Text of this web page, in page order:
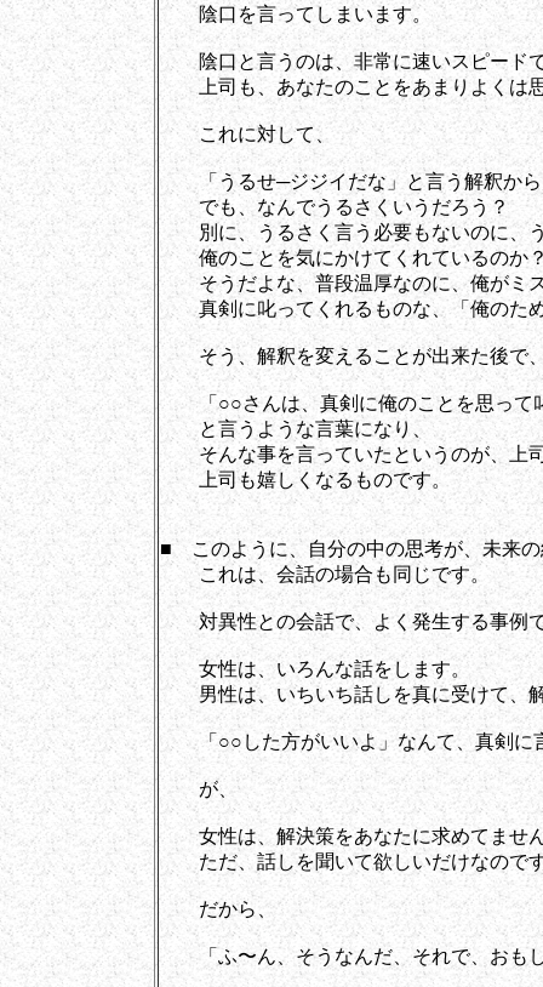
陰口を言ってしまいます。
陰口と言うのは、非常に速いスピード
上司も、あなたのことをあまりよくは
これに対して、
「うるせ─ジジイだな」と言う解釈か
でも、なんでうるさくいうだろう？
別に、うるさく言う必要もないのに、
俺のことを気にかけてくれているのか
そうだよな、普段温厚なのに、俺がミス
真剣に叱ってくれるものな、「俺のた
そう、解釈を変えることが出来た後で
「○○さんは、真剣に俺のことを思って
と言うような言葉になり、
そんな事を言っていたというのが、上
上司も嬉しくなるものです。
■ このように、自分の中の思考が、未来
これは、会話の場合も同じです。
対異性との会話で、よく発生する事例
女性は、いろんな話をします。
男性は、いちいち話しを真に受けて、
「○○した方がいいよ」なんて、真剣に
が、
女性は、解決策をあなたに求めてませ
ただ、話しを聞いて欲しいだけなので
だから、
「ふ〜ん、そうなんだ、それで、おも